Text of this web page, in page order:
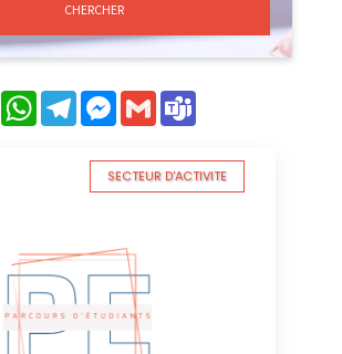
CHERCHER
LinkedInWhatsAppTelegramMessenger
Gmail
SECTEUR D'ACTIVITE